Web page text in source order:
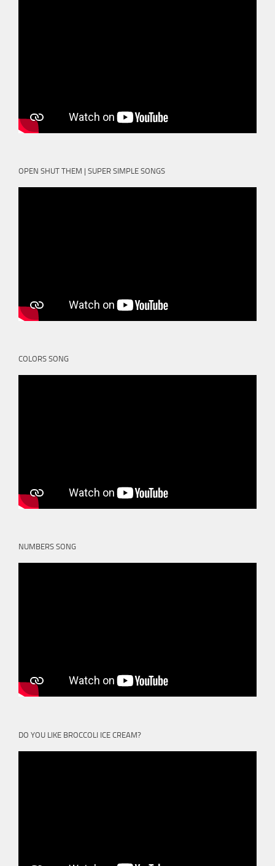
OPEN SHUT THEM | SUPER SIMPLE SONGS
COLORS SONG
NUMBERS SONG
DO YOU LIKE BROCCOLI ICE CREAM?